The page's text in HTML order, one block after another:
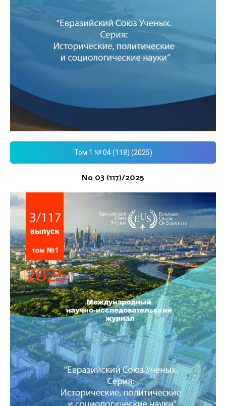
Том 1 № 04 (118) (2025)
No 03 (117)/2025